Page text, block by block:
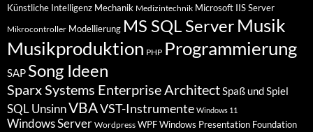
Künstliche Intelligenz Mechanik Medizintechnik Microsoft IIS Server
Mikrocontroller Modellierung MS SQL Server Musik
Musikproduktion PHP Programmierung
SAP Song Ideen
Sparx Systems Enterprise ArchitectSpaß und Spiel
SQL UnsinnVBAVST-Instrumente Windows 11
Windows Server Wordpress WPF Windows Presentation Foundation